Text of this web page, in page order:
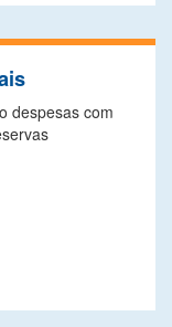
despesas com